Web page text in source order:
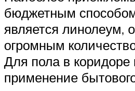
бюджетным
является линолеум,
огромным
Для пола в коридоре
применение